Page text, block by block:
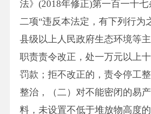
法》(2018年修正)第一百一十
二项“违反本法定，有下列行为
县级以上人民政府生态环境等
职责责令改正，处一万元以上
罚款；拒不改正的，责令停工
整治，（二）对不能密闭的易
料，未设置不低于堆放物高度的